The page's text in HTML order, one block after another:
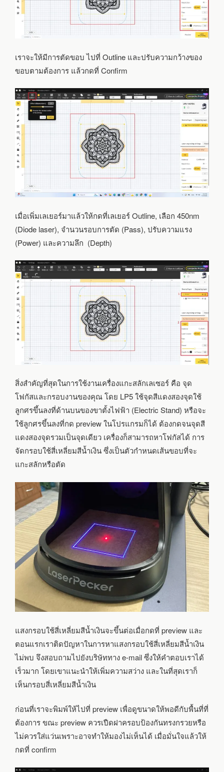
เราจะให้มีการตัดขอบ ไปที่ Outline และปรับความกว้างของ
ขอบตามต้องการ แล้วกดที่ Confirm
เมื่อเพิ่มเลเยอร์มาแล้วให้กดที่เลเยอร์ Outline, เลือก 450nm
(Diode laser), จำนวนรอบการตัด (Pass), ปรับความแรง
(Power) และความลึก (Depth)
สิ่งสำคัญที่สุดในการใช้งานเครื่องแกะสลักเลเซอร์ คือ จุด
โฟกัสและกรอบงานของคุณ โดย LP5 ใช้จุดสีแดงสองจุดใช้
ลูกศรขึ้นลงที่ด้านบนของขาตั้งไฟฟ้า (Electric Stand) หรือจะ
ใช้ลูกศรขึ้นลงที่กด preview ในโปรแกรมก็ได้ ต้องกดจนจุดสี
แดงสองจุดรวมเป็นจุดเดียว เครื่องก็สามารถหาโฟกัสได้ การ
จัดกรอบใช้สี่เหลี่ยมสีน้ำเงิน ซึ่งเป็นตัวกำหนดเส้นขอบที่จะ
แกะสลักหรือตัด
แสงกรอบใช้สี่เหลี่ยมสีน้ำเงินจะขึ้นต่อเมื่อกดที่ preview และ
ตอนแรกเราติดปัญหาในการหาแสงกรอบใช้สี่เหลี่ยมสีน้ำเงิน
ไม่พบ จึงสอบถามไปยังบริษัททาง e-mail ซึ่งให้คำตอบเราได้
เร็วมาก โดยเขาแนะนำให้เพิ่มความสว่าง และในที่สุดเราก็
เห็นกรอบสี่เหลี่ยมสีน้ำเงิน
ก่อนที่เราจะพิมพ์ให้ไปที่ preview เพื่อดูขนาดให้พอดีกับพื้นที่ที่
ต้องการ ขณะ preview ควรเปืดฝาครอบป้องกันทรงกรวยหรือ
ไม่ควรใส่แว่นเพราะอาจทำให้มองไม่เห็นได้ เมื่อมั่นใจแล้วให้
กดที่ confirm